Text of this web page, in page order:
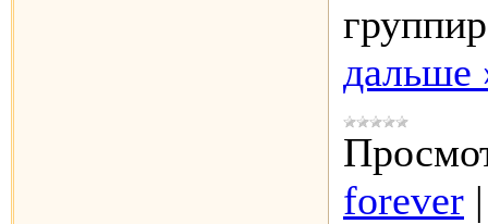
дальше
forever